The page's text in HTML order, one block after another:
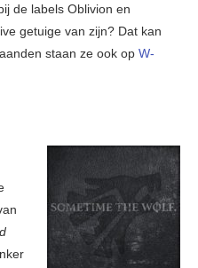
de labels Oblivion en
getuige van zijn? Dat kan
staan ze ook op W-